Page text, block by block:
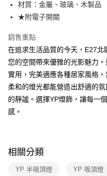
Google Pay
全盈+PAY
AFTEE先享後付
相關說明
【關於「AFTEE先享後付」】
AFTEE先享後付是「在收到商品之
便利好安心！
１．簡單：不需註冊會員、不需綁
２．便利：只要手機號碼，簡訊認證
結帳頁面，進行簡訊認證並確認金
３．收到繳費通知簡訊後14天內，
材質：金屬、玻璃、木製品
★附電子開關
銷售重點
在追求生活品質的今天，E27
您的空間帶來優雅的光影魅力
實用，完美適應各種居家風格
柔和的燈光都能營造出舒適的
的靜謐。選擇YP燈飾，讓每一
感。
相關分類
YP 半吸頂燈 YP 吸頂燈